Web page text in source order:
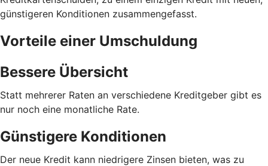
günstigeren Konditionen zusammengefasst.
Vorteile einer Umschuldung
Bessere Übersicht
Statt mehrerer Raten an verschiedene Kreditgeber gibt es
nur noch eine monatliche Rate.
Günstigere Konditionen
Der neue Kredit kann niedrigere Zinsen bieten, was zu